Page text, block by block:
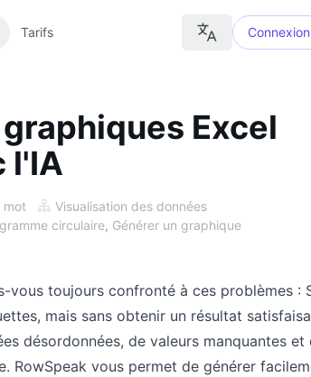
et idées
et
Tarifs Connexion
Excel
l'IA
mot
Visualisation des données
circulaire, Générer un graphique
vous toujours confronté à ces problèmes :
mais sans obtenir un résultat
désordonnées, de valeurs manquantes et
RowSpeak vous permet de générer